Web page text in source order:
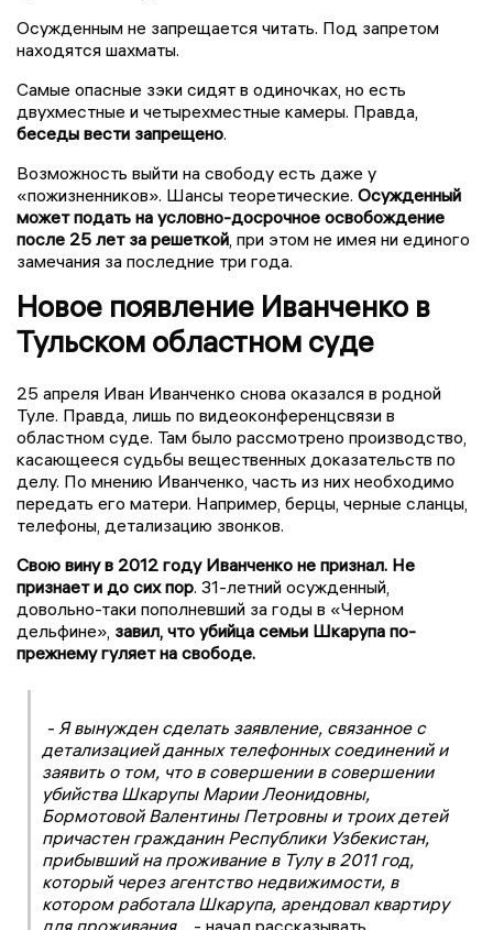
Осужденным не запрещается читать. Под запретом
находятся шахматы.
Самые опасные зэки сидят в одиночках, но есть
двухместные и четырехместные камеры. Правда,
беседы вести запрещено.
Возможность выйти на свободу есть даже у
«пожизненников». Шансы теоретические. Осужденный
может подать на условно-досрочное освобождение
после 25 лет за решеткой , при этом не имея ни единого
замечания за последние три года.
Новое появление Иванченко в
Тульском областном суде
25 апреля Иван Иванченко снова оказался в родной
Туле. Правда, лишь по видеоконференцсвязи в
областном суде. Там было рассмотрено производство,
касающееся судьбы вещественных доказательств по
делу. По мнению Иванченко, часть из них необходимо
передать его матери. Например, берцы, черные сланцы,
телефоны, детализацию звонков.
Свою вину в 2012 году Иванченко не признал. Не
признает и до сих пор. 31-летний осужденный,
довольно-таки пополневший за годы в «Черном
дельфине», завил, что убийца семьи Шкарупа по-
прежнему гуляет на свободе.
- Я вынужден сделать заявление, связанное с
детализацией данных телефонных соединений и
заявить о том, что в совершении в совершении
убийства Шкарупы Марии Леонидовны,
Бормотовой Валентины Петровны и троих детей
причастен гражданин Республики Узбекистан,
прибывший на проживание в Тулу в 2011 год,
который через агентство недвижимости, в
котором работала Шкарупа, арендовал квартиру
для проживания… - начал рассказывать